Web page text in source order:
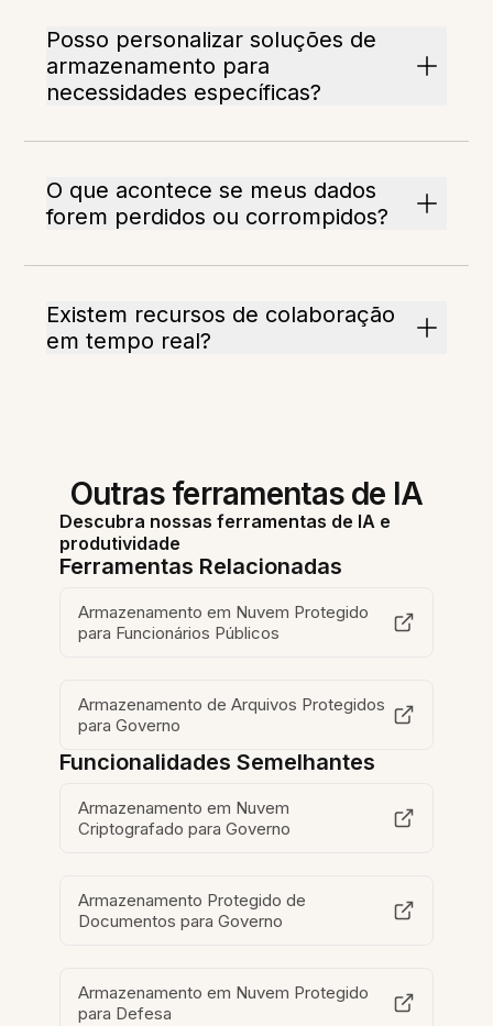
Posso personalizar soluções de
armazenamento para
necessidades específicas?
O que acontece se meus dados
forem perdidos ou corrompidos?
Existem recursos de colaboração
em tempo real?
Outras ferramentas de IA
Descubra nossas ferramentas de IA e
produtividade
Ferramentas Relacionadas
Armazenamento em Nuvem Protegido
para Funcionários Públicos
Armazenamento de Arquivos Protegidos
para Governo
Funcionalidades Semelhantes
Armazenamento em Nuvem
Criptografado para Governo
Armazenamento Protegido de
Documentos para Governo
Armazenamento em Nuvem Protegido
para Defesa